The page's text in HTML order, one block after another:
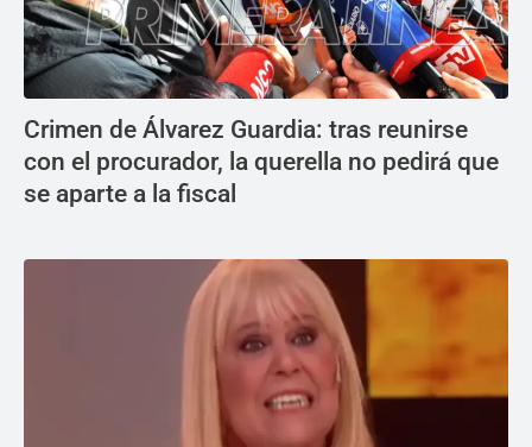
Crimen de Álvarez Guardia: tras reunirse
con el procurador, la querella no pedirá que
se aparte a la fiscal